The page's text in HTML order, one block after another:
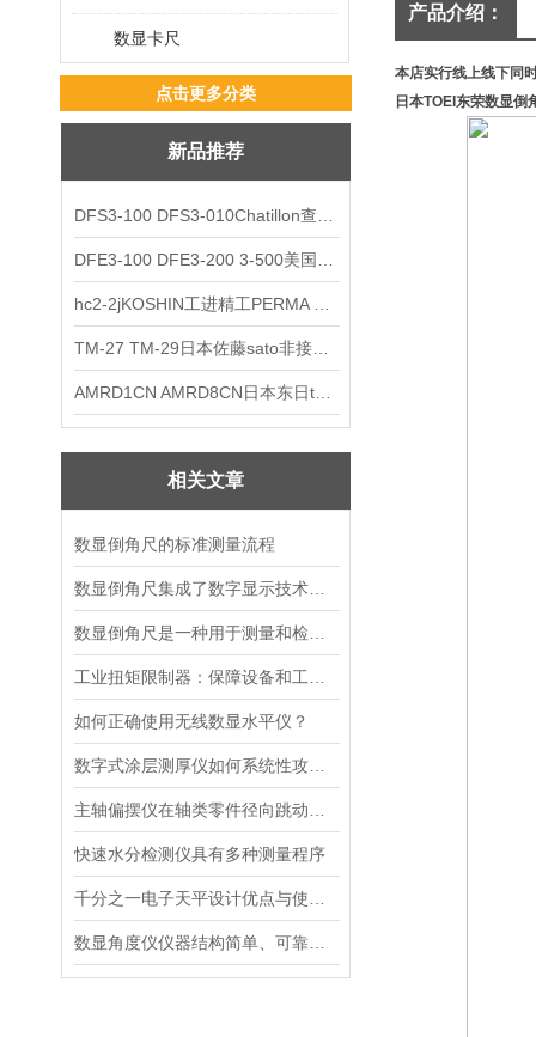
数显卡尺
点击更多分类
新品推荐
相关文章
数显倒角尺的标准测量流程
如何正确使用无线数显水平仪？
快速水分检测仪具有多种测量程序
产品介绍：
本店实行线上线下同
日本TOEI东荣数显倒